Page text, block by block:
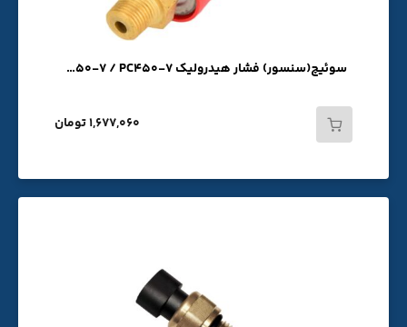
سوئیچ(سنسور) فشار هیدرولیک PC200-6 / PC300-6 / PC400-6 / PC220-6 PC400-7 / PC300-7 / PC220-7 / PC200-7 / PC350-7 / PC450-7 قرمز
1,677,060 تومان